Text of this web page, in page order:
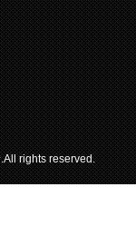
rights reserved.